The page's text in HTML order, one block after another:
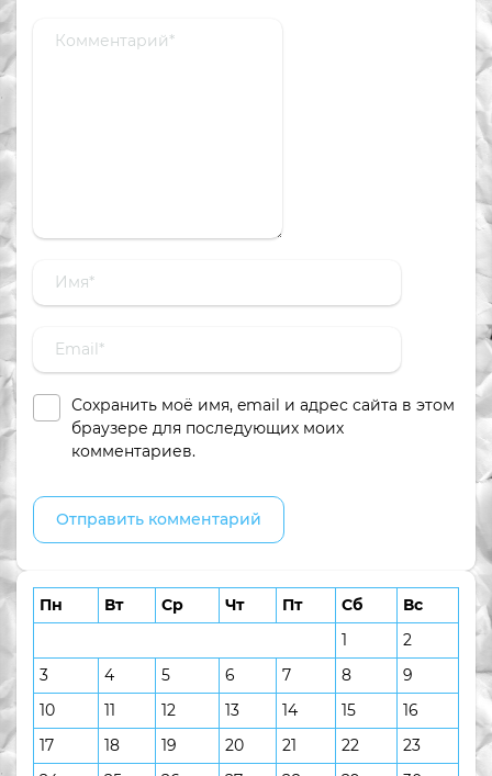
Сохранить моё имя, email и адрес сайта в этом
браузере для последующих моих
комментариев.
Пн Вт Ср Чт Пт Сб
Вс
1
2
3
4 5 6 7 8
9
10
11 12 13 14 15
16
17
18 19 20 21 22
23